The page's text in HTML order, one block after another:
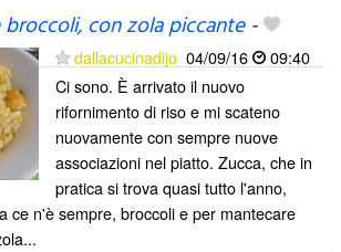
con zola piccante-
dallacucinadijo 04/09/16
09:40
Ci sono. È arrivato il nuovo
rifornimento di riso e mi scateno
nuovamente con sempre nuove
associazioni nel piatto. Zucca, che in
pratica si trova quasi tutto l'anno,
ce n'è sempre, broccoli e per mantecare